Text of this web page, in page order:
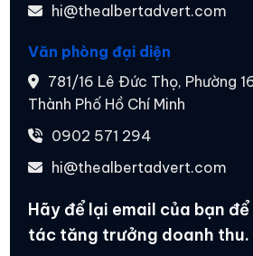
hi@thealbertadvert.com
Văn phòng đại diện
781/16 Lê Đức Thọ, Phường
Thành Phố Hồ Chí Minh
0902 571 294
hi@thealbertadvert.com
Hãy để lại email của bạn
tác tăng trưởng doanh thu.